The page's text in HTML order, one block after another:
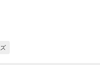
ズ おしゃれ アース